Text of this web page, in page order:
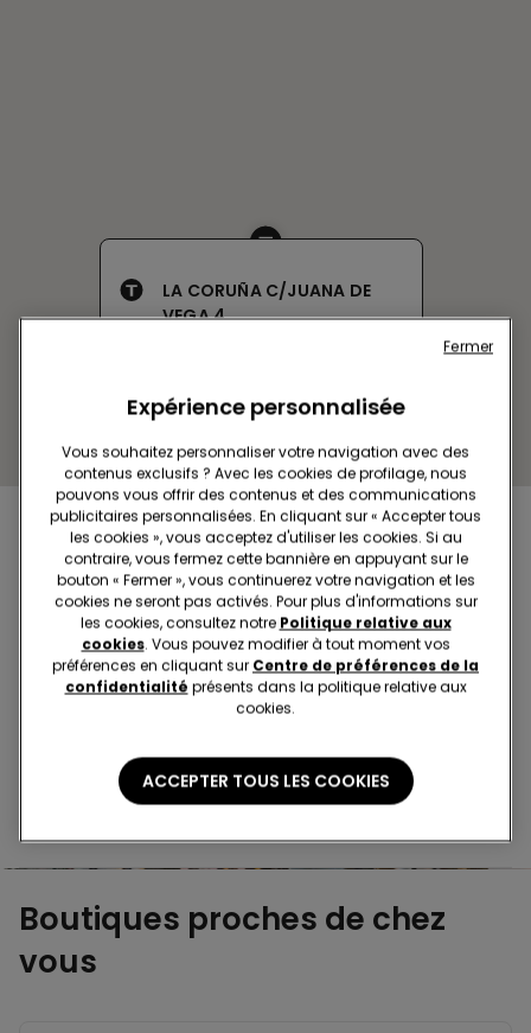
LA CORUÑA C/JUANA DE
VEGA 4
jusqu'à21:00
Achetez en magasin et recevez lacommande où
que vous soyez
Achetez en ligne et récupérezvotre commande
en magasin
Boutiques proches de chez
vous
Expérience personnalisée
Vous souhaitez personnaliser votre navigation avec des
contenus exclusifs ? Avec les cookies de profilage, nous
pouvons vous offrir des contenus et des communications
publicitaires personnalisées. En cliquant sur « Accepter tous
les cookies », vous acceptez d'utiliser les cookies. Si au
contraire, vous fermez cette bannière en appuyant sur le
bouton « Fermer », vous continuerez votre navigation et les
cookies ne seront pas activés. Pour plus d'informations sur
les cookies, consultez notre Politique relative aux
cookies. Vous pouvez modifier à tout moment vos
préférences en cliquant sur Centre de préférences de la
confidentialité présents dans la politique relative aux
cookies.
ACCEPTER TOUS LES COOKIES
Fermer